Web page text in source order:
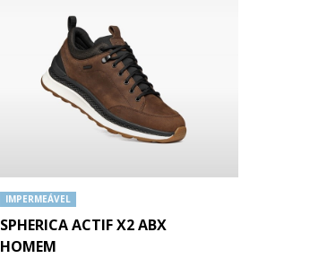
IMPERMEÁVEL
SPHERICA ACTIF X2 ABX
HOMEM